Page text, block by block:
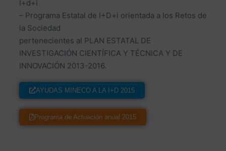
I+d+i
– Programa Estatal de I+D+i orientada a los Retos de
la Sociedad
pertenecientes al PLAN ESTATAL DE
INVESTIGACIÓN CIENTÍFICA Y TÉCNICA Y DE
INNOVACIÓN 2013-2016.
AYUDAS MINECO A LA I+D 2015
Programa de Actuación anual 2015